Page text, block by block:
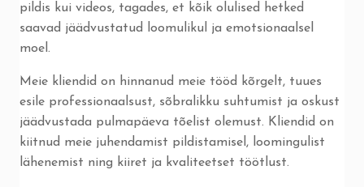
pildis kui videos, tagades, et kõik olulised hetked
saavad jäädvustatud loomulikul ja emotsionaalsel
moel.
Meie kliendid on hinnanud meie tööd kõrgelt, tuues
esile professionaalsust, sõbralikku suhtumist ja oskust
jäädvustada pulmapäeva tõelist olemust. Kliendid on
kiitnud meie juhendamist pildistamisel, loomingulist
lähenemist ning kiiret ja kvaliteetset töötlust.